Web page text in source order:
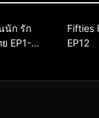
ไทย
นัก รัก
EP1-
ซีรี่ย์เกา
Fifties
EP12